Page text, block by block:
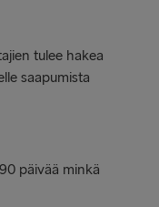
tulee hakea
saapumista
päivää minkä